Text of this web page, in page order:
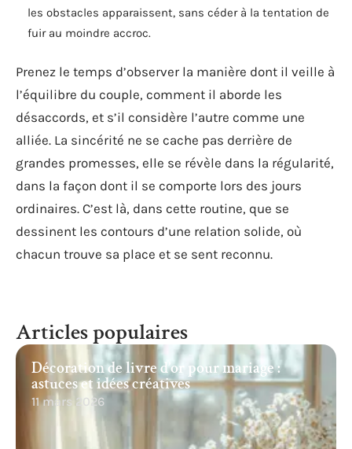
les obstacles apparaissent, sans céder à la tentation de
fuir au moindre accroc.
Prenez le temps d’observer la manière dont il veille à
l’équilibre du couple, comment il aborde les
désaccords, et s’il considère l’autre comme une
alliée. La sincérité ne se cache pas derrière de
grandes promesses, elle se révèle dans la régularité,
dans la façon dont il se comporte lors des jours
ordinaires. C’est là, dans cette routine, que se
dessinent les contours d’une relation solide, où
chacun trouve sa place et se sent reconnu.
Articles populaires
Décoration de livre d’or pour mariage :
astuces et idées créatives
11 mars 2026